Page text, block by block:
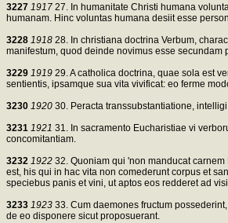
3227 1917 27. In humanitate Christi humana
humanam. Hinc voluntas humana desiit esse
3228 1918 28. In christiana doctrina Verbum,
manifestum, quod deinde novimus esse secundam
3229 1919 29. A catholica doctrina, quae sola est
sentientis, ipsamque sua vita vivificat: eo ferme
3230 1920 30. Peracta transsubstantiatione,
3231 1921 31. In sacramento Eucharistiae vi
concomitantiam.
3232 1922 32. Quoniam qui 'non manducat
est, his qui in hac vita non comederunt corpus et
speciebus panis et vini, ut aptos eos redderet ad
3233 1923 33. Cum daemones fructum
de eo disponere sicut proposuerant.